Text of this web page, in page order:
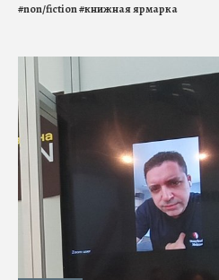
#non/fiction#книжная ярмарка